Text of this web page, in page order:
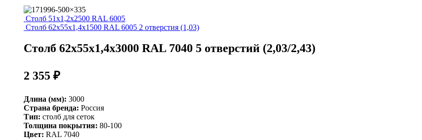
Столб 51х1,2х2500 RAL 6005
Столб 62х55х1,4х1500 RAL 6005 2 отверстия (1,03)
Столб 62х55х1,4х3000 RAL 7040 5 отверстий (2,03/2,43)
2 355 ₽
Длина (мм): 3000
Страна бренда: Россия
Тип: столб для сеток
Толщина покрытия: 80-100
Цвет: RAL 7040